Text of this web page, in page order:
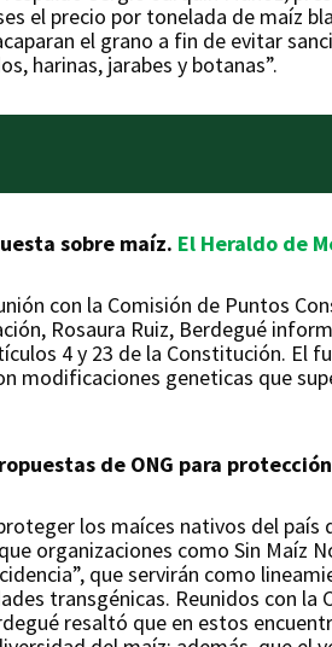
el precio por tonelada de maíz
el grano a fin de evitar
harinas, jarabes y botanas”.
sobre maíz. El Heraldo de
con la Comisión de Puntos
Rosaura Ruiz, Berdegué
4 y 23 de la Constitución. El
modificaciones geneticas que
de ONG para
los maíces nativos del
organizaciones como Sin Maíz
que servirán como
transgénicas. Reunidos con
resaltó que en estos